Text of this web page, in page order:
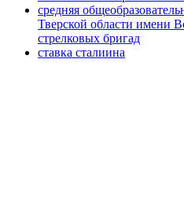
средняя
Тверской области имени
стрелковых бригад
ставка сталиина